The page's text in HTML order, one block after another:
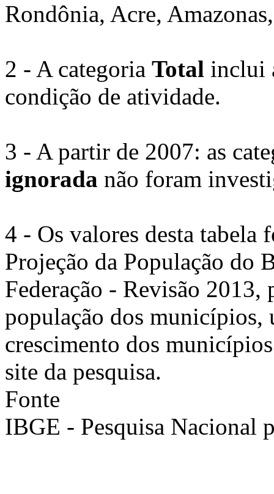
Rondônia, Acre,
2 - A categoria Total inclui
condição de atividade.
3 - A partir de 2007: as
ignorada não foram
4 - Os valores desta tabela
Projeção da População do
Federação - Revisão 2013,
população dos municípios,
crescimento dos
site da pesquisa.
Fonte
IBGE - Pesquisa Nacional